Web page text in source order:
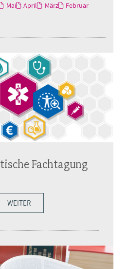
Mai April März
Februar
Fachtagung
WEITER